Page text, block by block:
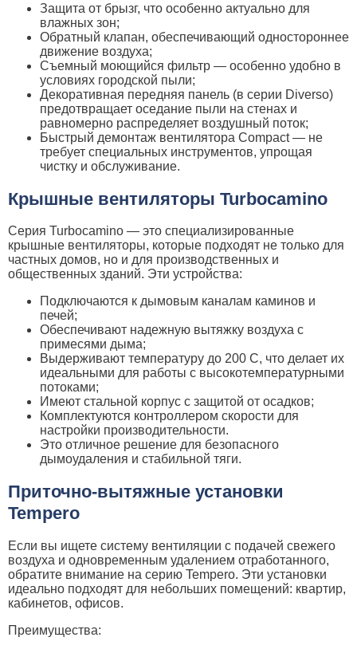
Защита от брызг, что особенно актуально для
влажных зон;
Обратный клапан, обеспечивающий одностороннее
движение воздуха;
Съемный моющийся фильтр — особенно удобно в
условиях городской пыли;
Декоративная передняя панель (в серии Diverso)
предотвращает оседание пыли на стенах и
равномерно распределяет воздушный поток;
Быстрый демонтаж вентилятора Compact — не
требует специальных инструментов, упрощая
чистку и обслуживание.
Крышные вентиляторы Turbocamino
Серия Turbocamino — это специализированные
крышные вентиляторы, которые подходят не только для
частных домов, но и для производственных и
общественных зданий. Эти устройства:
Подключаются к дымовым каналам каминов и
печей;
Обеспечивают надежную вытяжку воздуха с
примесями дыма;
Выдерживают температуру до 200 C, что делает их
идеальными для работы с высокотемпературными
потоками;
Имеют стальной корпус с защитой от осадков;
Комплектуются контроллером скорости для
настройки производительности.
Это отличное решение для безопасного
дымоудаления и стабильной тяги.
Приточно-вытяжные установки
Tempero
Если вы ищете систему вентиляции с подачей свежего
воздуха и одновременным удалением отработанного,
обратите внимание на серию Tempero. Эти установки
идеально подходят для небольших помещений: квартир,
кабинетов, офисов.
Преимущества: